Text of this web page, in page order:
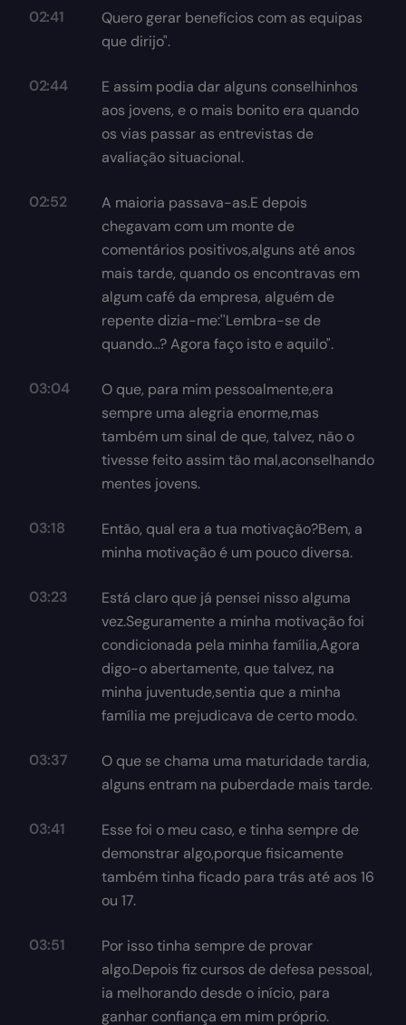
02:41
Quero gerar benefícios com as equipas
que dirijo".
02:44
E assim podia dar alguns conselhinhos
aos jovens, e o mais bonito era quando
os vias passar as entrevistas de
avaliação situacional.
02:52
A maioria passava-as.E depois
chegavam com um monte de
comentários positivos,alguns até anos
mais tarde, quando os encontravas em
algum café da empresa, alguém de
repente dizia-me:''Lembra-se de
quando...? Agora faço isto e aquilo".
03:04
O que, para mim pessoalmente,era
sempre uma alegria enorme,mas
também um sinal de que, talvez, não o
tivesse feito assim tão mal,aconselhando
mentes jovens.
03:18
Então, qual era a tua motivação?Bem, a
minha motivação é um pouco diversa.
03:23
Está claro que já pensei nisso alguma
vez.Seguramente a minha motivação foi
condicionada pela minha família,Agora
digo-o abertamente, que talvez, na
minha juventude,sentia que a minha
família me prejudicava de certo modo.
03:37
O que se chama uma maturidade tardia,
alguns entram na puberdade mais tarde.
03:41
Esse foi o meu caso, e tinha sempre de
demonstrar algo,porque fisicamente
também tinha ficado para trás até aos 16
ou 17.
03:51
Por isso tinha sempre de provar
algo.Depois fiz cursos de defesa pessoal,
ia melhorando desde o início, para
ganhar confiança em mim próprio.